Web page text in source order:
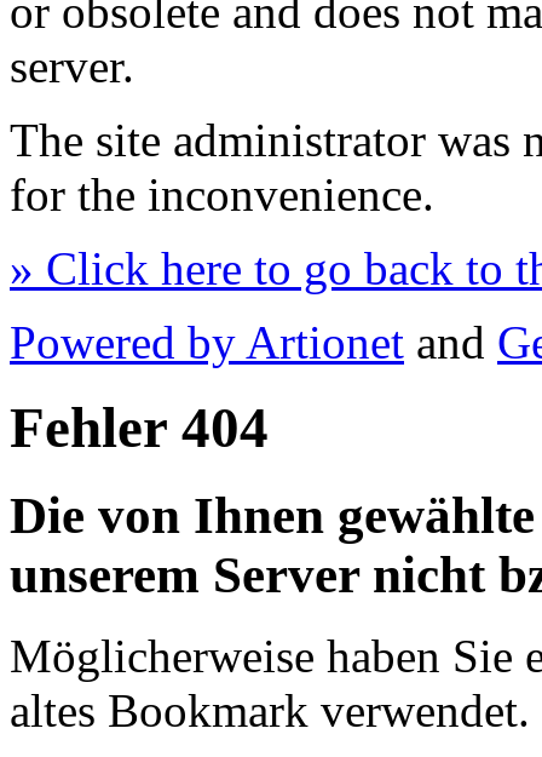
or obsolete and does not
server.
The site administrator was
for the inconvenience.
» Click here to go back to
Powered by Artionet and
Fehler 404
Die von Ihnen
unserem Server nicht
Möglicherweise haben Sie
altes Bookmark verwendet.